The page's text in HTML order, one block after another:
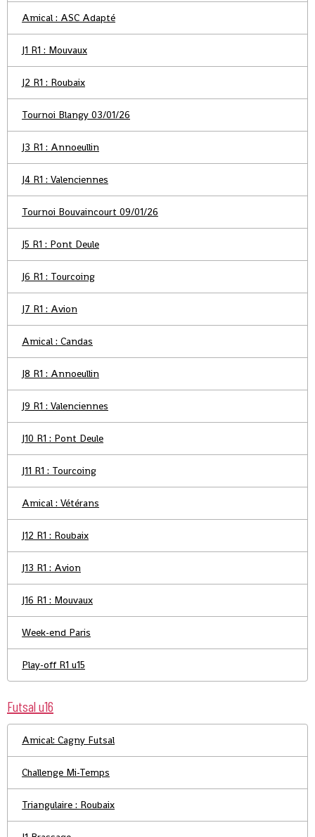
Amical : ASC Adapté
J1 R1 : Mouvaux
J2 R1 : Roubaix
Tournoi Blangy 03/01/26
J3 R1 : Annoeullin
J4 R1 : Valenciennes
Tournoi Bouvaincourt 09/01/26
J5 R1 : Pont Deule
J6 R1 : Tourcoing
J7 R1 : Avion
Amical : Candas
J8 R1 : Annoeullin
J9 R1 : Valenciennes
J10 R1 : Pont Deule
J11 R1 : Tourcoing
Amical : Vétérans
J12 R1 : Roubaix
J13 R1 : Avion
J16 R1 : Mouvaux
Week-end Paris
Play-off R1 u15
Futsal u16
Amical: Cagny Futsal
Challenge Mi-Temps
Triangulaire : Roubaix